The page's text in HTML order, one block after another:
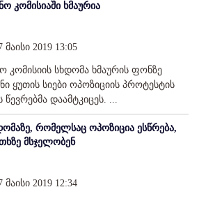
კომისიაში ხმაურია
2019 13:05
კომისიის სხდომა ხმაურის ფონზე
ყუთის სიები ოპოზიციის პროტესტის
დაამტკიცეს. ...
რომელსაც ოპოზიცია ესწრება,
მსჯელობენ
2019 12:34